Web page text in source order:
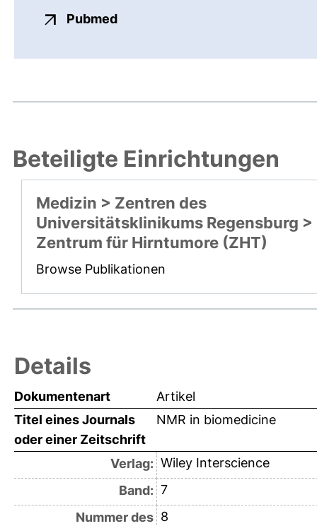
Pubmedexterner Link, öffnet neues
Beteiligte Einrichtungen
Medizin > Zentren des
Universitätsklinikums Regensburg >
Zentrum für Hirntumore (ZHT)
Browse Publikationen
Details
Dokumentenart
Artikel
Titel eines Journals
oder einer Zeitschrift
NMR in biomedicine
Verlag: Wiley Interscience
Band: 7
Nummer des 8